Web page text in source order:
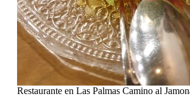
Restaurante en Las Palmas Camino al